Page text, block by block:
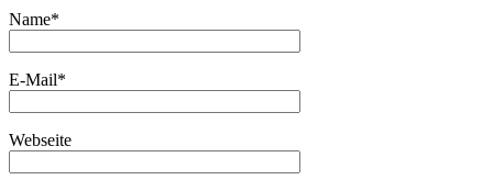
Name*
E-Mail*
Webseite